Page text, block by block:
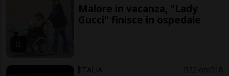
Malore in vacanza, "Lady
Gucci" finisce in ospedale
ITALIA 22 ore 18